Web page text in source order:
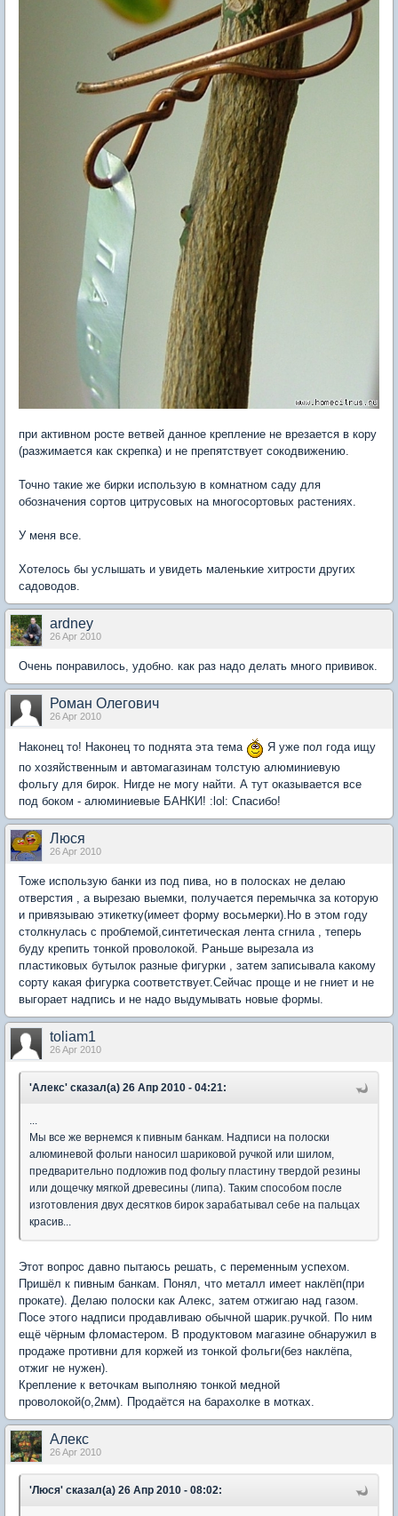
при активном росте ветвей данное крепление не врезается в кору
(разжимается как скрепка) и не препятствует сокодвижению.
Точно такие же бирки использую в комнатном саду для
обозначения сортов цитрусовых на многосортовых растениях.
У меня все.
Хотелось бы услышать и увидеть маленькие хитрости других
садоводов.
ardney
26 Apr 2010
Очень понравилось, удобно. как раз надо делать много прививок.
Роман Олегович
26 Apr 2010
Наконец то! Наконец то поднята эта тема
Я уже пол года ищу
по хозяйственным и автомагазинам толстую алюминиевую
фольгу для бирок. Нигде не могу найти. А тут оказывается все
под боком - алюминиевые БАНКИ! :lol: Спасибо!
Люся
26 Apr 2010
Тоже использую банки из под пива, но в полосках не делаю
отверстия , а вырезаю выемки, получается перемычка за которую
и привязываю этикетку(имеет форму восьмерки).Но в этом году
столкнулась с проблемой,синтетическая лента сгнила , теперь
буду крепить тонкой проволокой. Раньше вырезала из
пластиковых бутылок разные фигурки , затем записывала какому
сорту какая фигурка соответствует.Сейчас проще и не гниет и не
выгорает надпись и не надо выдумывать новые формы.
toliam1
26 Apr 2010
'Aлекc' сказал(а) 26 Апр 2010 - 04:21:
...
Мы все же вернемся к пивным банкам. Надписи на полоски
алюминевой фольги наносил шариковой ручкой или шилом,
предварительно подложив под фольгу пластину твердой резины
или дощечку мягкой древесины (липа). Таким способом после
изготовления двух десятков бирок зарабатывал себе на пальцах
красив...
Этот вопрос давно пытаюсь решать, с переменным успехом.
Пришёл к пивным банкам. Понял, что металл имеет наклёп(при
прокате). Делаю полоски как Алекс, затем отжигаю над газом.
Посе этого надписи продавливаю обычной шарик.ручкой. По ним
ещё чёрным фломастером. В продуктовом магазине обнаружил в
продаже противни для коржей из тонкой фольги(без наклёпа,
отжиг не нужен).
Крепление к веточкам выполняю тонкой медной
проволокой(о,2мм). Продаётся на барахолке в мотках.
Aлекc
26 Apr 2010
'Люся' сказал(а) 26 Апр 2010 - 08:02: